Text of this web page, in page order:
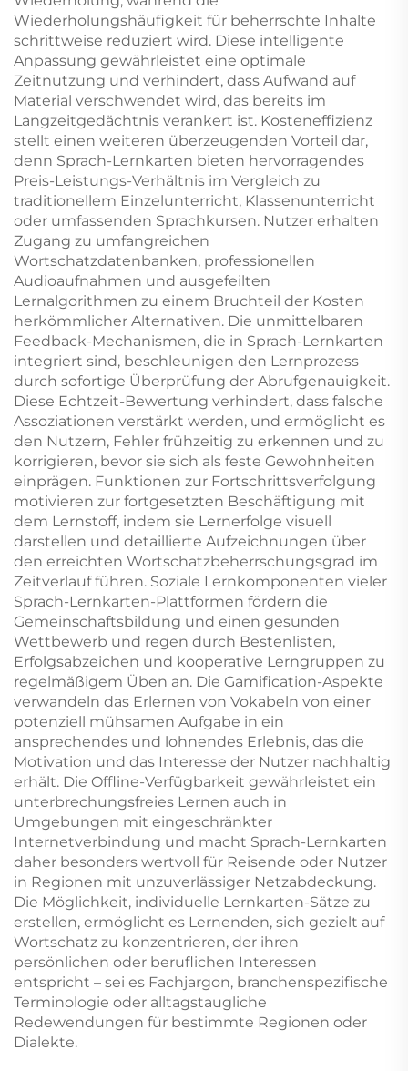
Wiederholungshäufigkeit für beherrschte Inhalte
schrittweise reduziert wird. Diese intelligente
Anpassung gewährleistet eine optimale
Zeitnutzung und verhindert, dass Aufwand auf
Material verschwendet wird, das bereits im
Langzeitgedächtnis verankert ist. Kosteneffizienz
stellt einen weiteren überzeugenden Vorteil dar,
denn Sprach-Lernkarten bieten hervorragendes
Preis-Leistungs-Verhältnis im Vergleich zu
traditionellem Einzelunterricht, Klassenunterricht
oder umfassenden Sprachkursen. Nutzer erhalten
Zugang zu umfangreichen
Wortschatzdatenbanken, professionellen
Audioaufnahmen und ausgefeilten
Lernalgorithmen zu einem Bruchteil der Kosten
herkömmlicher Alternativen. Die unmittelbaren
Feedback-Mechanismen, die in Sprach-Lernkarten
integriert sind, beschleunigen den Lernprozess
durch sofortige Überprüfung der Abrufgenauigkeit.
Diese Echtzeit-Bewertung verhindert, dass falsche
Assoziationen verstärkt werden, und ermöglicht es
den Nutzern, Fehler frühzeitig zu erkennen und zu
korrigieren, bevor sie sich als feste Gewohnheiten
einprägen. Funktionen zur Fortschrittsverfolgung
motivieren zur fortgesetzten Beschäftigung mit
dem Lernstoff, indem sie Lernerfolge visuell
darstellen und detaillierte Aufzeichnungen über
den erreichten Wortschatzbeherrschungsgrad im
Zeitverlauf führen. Soziale Lernkomponenten vieler
Sprach-Lernkarten-Plattformen fördern die
Gemeinschaftsbildung und einen gesunden
Wettbewerb und regen durch Bestenlisten,
Erfolgsabzeichen und kooperative Lerngruppen zu
regelmäßigem Üben an. Die Gamification-Aspekte
verwandeln das Erlernen von Vokabeln von einer
potenziell mühsamen Aufgabe in ein
ansprechendes und lohnendes Erlebnis, das die
Motivation und das Interesse der Nutzer nachhaltig
erhält. Die Offline-Verfügbarkeit gewährleistet ein
unterbrechungsfreies Lernen auch in
Umgebungen mit eingeschränkter
Internetverbindung und macht Sprach-Lernkarten
daher besonders wertvoll für Reisende oder Nutzer
in Regionen mit unzuverlässiger Netzabdeckung.
Die Möglichkeit, individuelle Lernkarten-Sätze zu
erstellen, ermöglicht es Lernenden, sich gezielt auf
Wortschatz zu konzentrieren, der ihren
persönlichen oder beruflichen Interessen
entspricht – sei es Fachjargon, branchenspezifische
Terminologie oder alltagstaugliche
Redewendungen für bestimmte Regionen oder
Dialekte.